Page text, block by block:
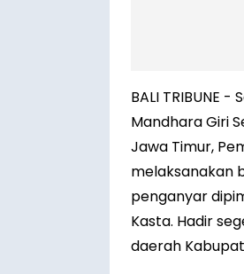
BALI TRIBUNE
Mandhara Giri
Jawa Timur,
melaksanakan
penganyar
Kasta. Hadir
daerah